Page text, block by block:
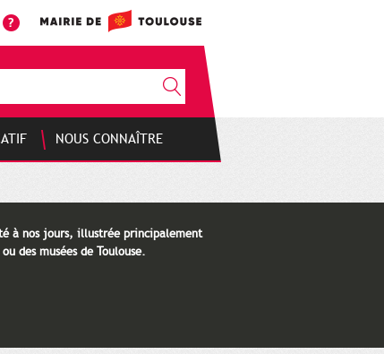
NOUS CONNAÎTRE
à nos jours, illustrée principalement
des musées de Toulouse.